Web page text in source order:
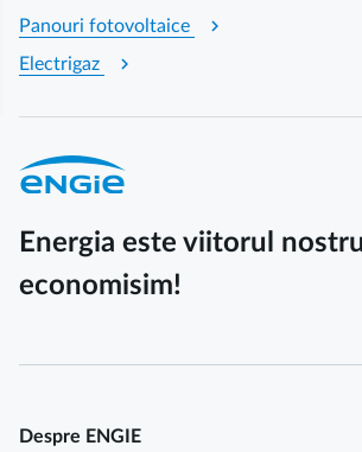
Panouri fotovoltaice chevron_right
Electrigaz chevron_right
Energia este viitorul
economisim!
Despre ENGIE